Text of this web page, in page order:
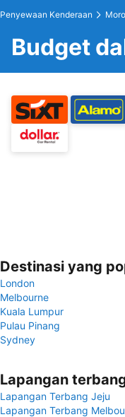
Penyewaan Kenderaan
Budget
Destinasi yang
London
Melbourne
Kuala Lumpur
Pulau Pinang
Sydney
Lapangan
Lapangan Terbang Jeju
Lapangan Terbang